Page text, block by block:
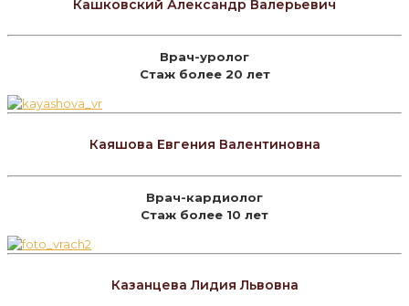
Кашковский Александр Валерьевич
Врач-уролог
Стаж более 20 лет
Каяшова Евгения Валентиновна
Врач-кардиолог
Стаж более 10 лет
Казанцева Лидия Львовна